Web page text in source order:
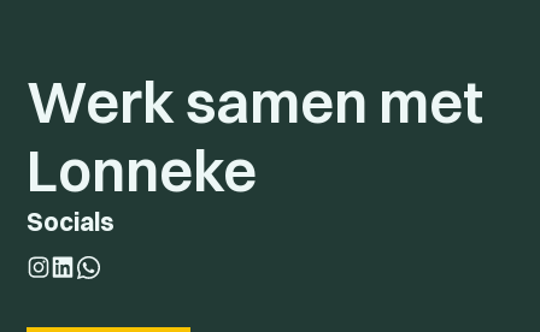
Werk samen met
Lonneke
Socials